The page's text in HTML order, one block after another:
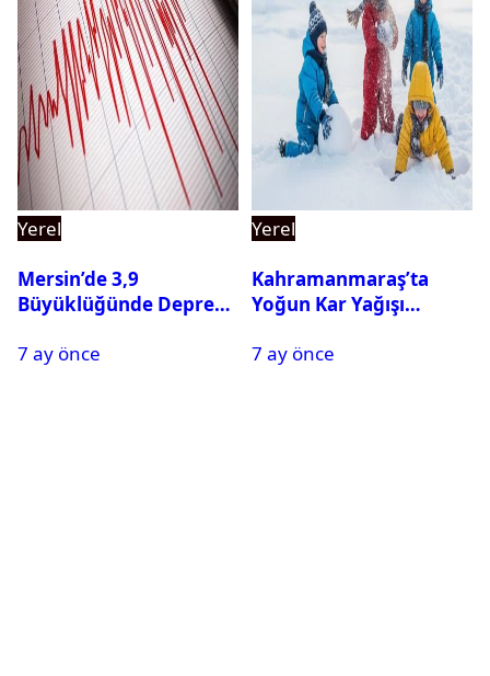
Yerel
Mersin’de 3,9
Büyüklüğünde Deprem
7 ay önce
Yerel
Kahramanmaraş’ta
Yoğun Kar Yağışı
Tatil
7 ay önce